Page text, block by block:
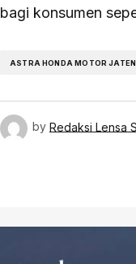
bagi konsumen
ASTRA HONDA MOTOR
by Redaksi Lensa